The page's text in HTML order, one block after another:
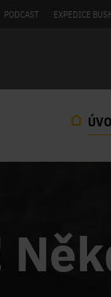
PODCAST EXPEDICE